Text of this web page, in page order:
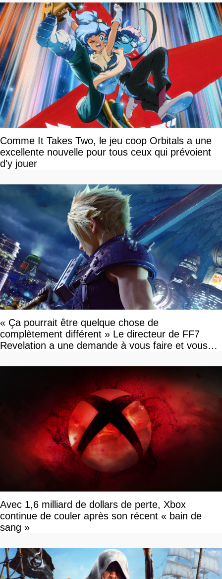
Comme It Takes Two, le jeu coop Orbitals a une
excellente nouvelle pour tous ceux qui prévoient
d'y jouer
« Ça pourrait être quelque chose de
complètement différent » Le directeur de FF7
Revelation a une demande à vous faire et vous
Avec 1,6 milliard de dollars de perte, Xbox
continue de couler après son récent « bain de
sang »